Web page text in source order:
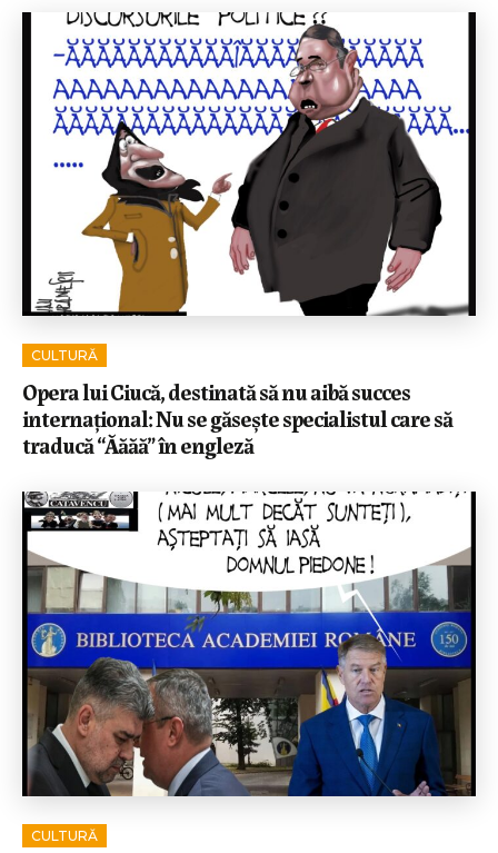
CULTURĂ
Opera lui Ciucă, destinată să nu aibă succes
internațional: Nu se găsește specialistul care să
traducă “Ăăăă” în engleză
CULTURĂ